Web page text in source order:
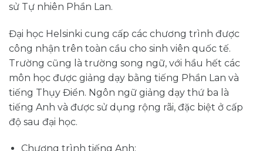
sử Tự nhiên Phần Lan.
Đại học Helsinki cung cấp các chương trình được
công nhận trên toàn cầu cho sinh viên quốc tế.
Trường cũng là trường song ngữ, với hầu hết các
môn học được giảng dạy bằng tiếng Phần Lan và
tiếng Thụy Điển. Ngôn ngữ giảng dạy thứ ba là
tiếng Anh và được sử dụng rộng rãi, đặc biệt ở cấp
độ sau đại học.
Chương trình tiếng Anh: